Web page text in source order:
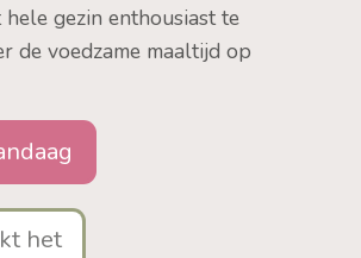
hele gezin enthousiast te
de voedzame maaltijd op
het